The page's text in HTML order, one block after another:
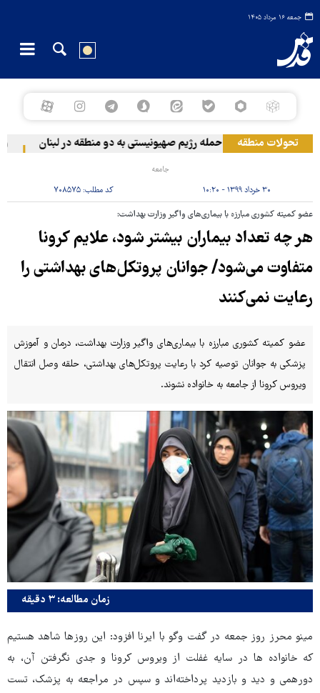
جمعه ۱۶ مرداد ۱۴۰۵
تحولات منطقه حمله رژیم صهیونیستی به دو منطقه در لبنان
جامعه
۳۰ خرداد ۱۳۹۹ - ۱۰:۲۰ کد مطلب: ۷۰۸۵۷۵
عضو کمیته کشوری مبارزه با بیماری‌های واگیر وزارت بهداشت:
هر چه تعداد بیماران بیشتر شود، علایم کرونا
متفاوت می‌شود/ جوانان پروتکل‌های بهداشتی را
رعایت نمی‌کنند
عضو کمیته کشوری مبارزه با بیماری‌های واگیر وزارت بهداشت، درمان و آموزش
پزشکی به جوانان توصیه کرد با رعایت پروتکل‌های بهداشتی، حلقه وصل انتقال
ویروس کرونا از جامعه به خانواده نشوند.
زمان مطالعه: ۳ دقیقه
مینو محرز روز جمعه در گفت وگو با ایرنا افزود: این روزها شاهد هستیم
که خانواده ها در سایه غفلت از ویروس کرونا و جدی نگرفتن آن، به
دورهمی و دید و بازدید پرداخته‌اند و سپس در مراجعه به پزشک، تست